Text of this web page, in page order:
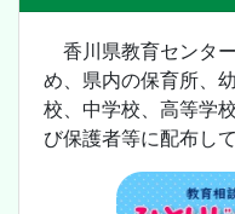
香川県教育センタ
め、県内の保育所、
校、中学校、高等学
び保護者等に配布して